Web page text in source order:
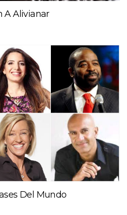
A Alivianar
Del Mundo